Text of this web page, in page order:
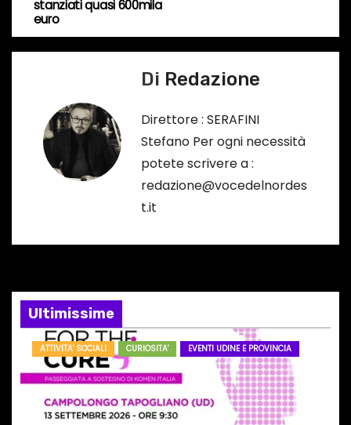
…
v
i
n
a
r
t
stanziati quasi 600mila
euro
Di Redazione
Direttore : SERAFINI
Stefano Per ogni necessità
potete scrivere a :
redazione@vocedelnordes
t.it
Ultimissime
ATTIVITA' SOCIALI CURIOSITA' EVENTI UDINE E PROVINCIA